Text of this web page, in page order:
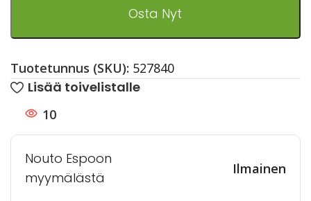
Osta Nyt
Tuotetunnus (SKU): 527840
Lisää toivelistalle
10
Nouto Espoon
myymälästä
Ilmainen